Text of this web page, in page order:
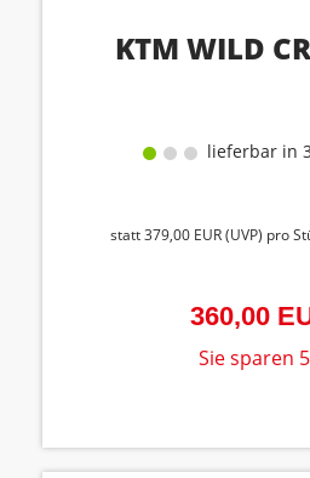
KTM WILD
lieferbar in
statt379,00 EUR(UVP) pro
360,00
Sie sparen